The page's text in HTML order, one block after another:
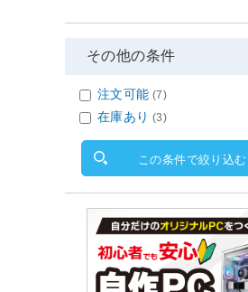
その他の条件
注文可能 (7)
在庫あり (3)
この条件で絞り込む